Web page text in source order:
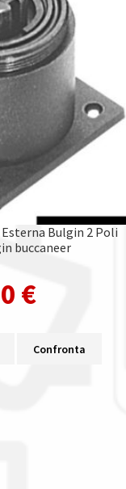
Esterna Bulgin 2 Poli
buccaneer
€
Confronta